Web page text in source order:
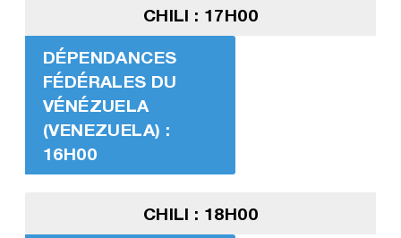
CHILI : 17H00
DÉPENDANCES
FÉDÉRALES DU
VÉNÉZUELA
(VENEZUELA) :
16H00
CHILI : 18H00